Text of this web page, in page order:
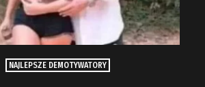
NAJLEPSZE DEMOTYWATORY